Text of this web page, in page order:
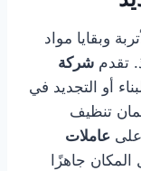
وبقايا مواد
تقدم شركة
أو التجديد في
تنظيف
عاملات
جاهزًا